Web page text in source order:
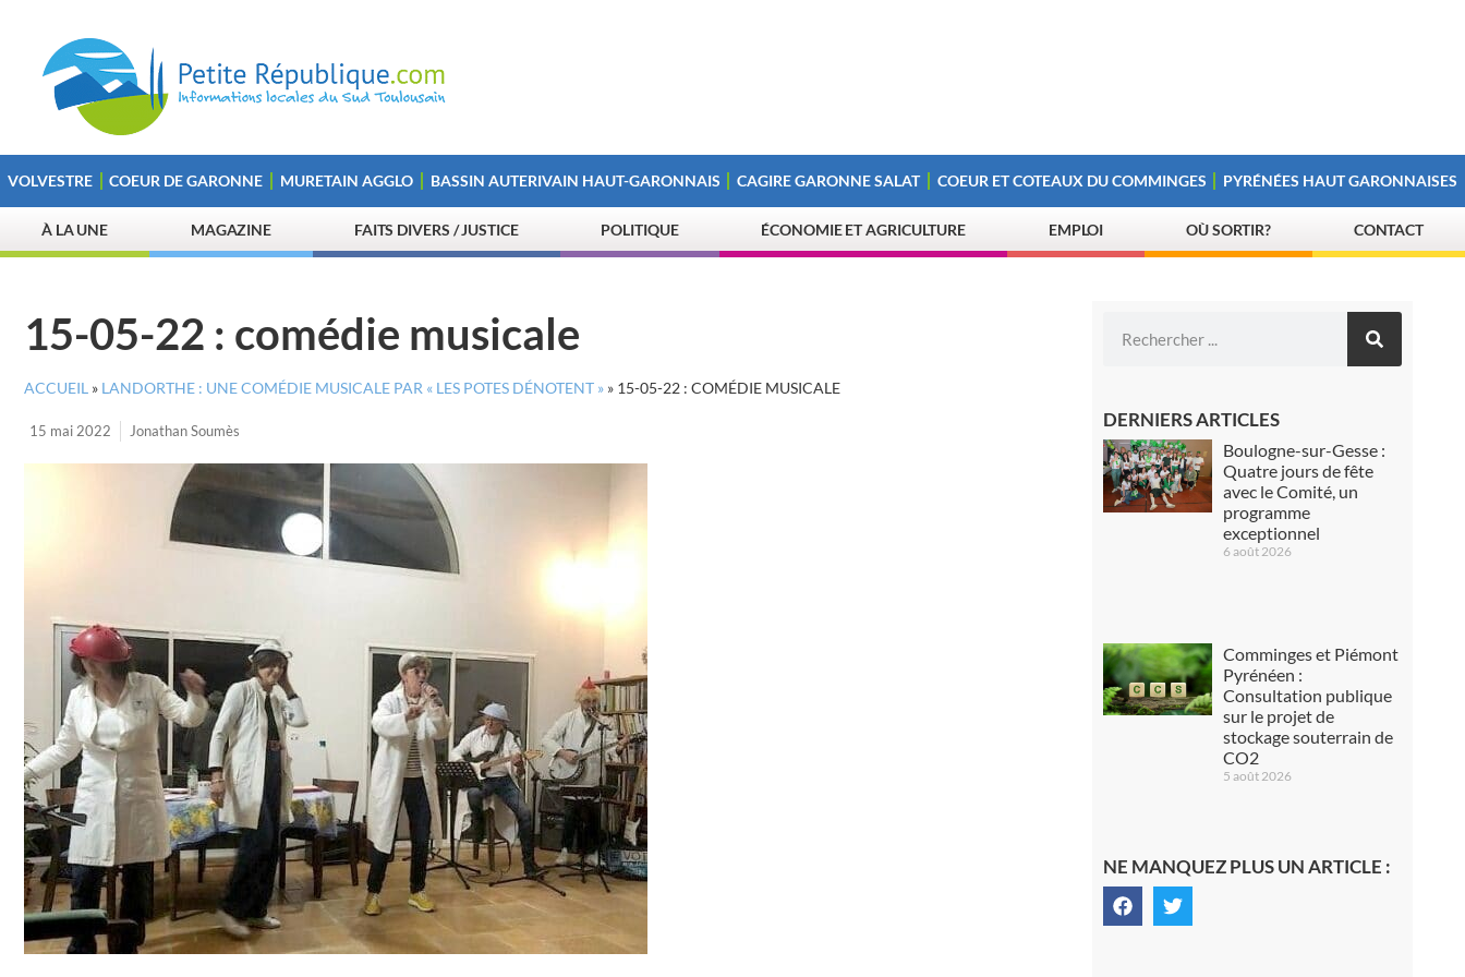
VOLVESTRE COEUR DE GARONNE MURETAIN AGGLO BASSIN AUTERIVAIN HAUT-GARONNAIS CAGIRE GARONNE SALAT COEUR ET COTEAUX DU COMMINGES PYRÉNÉES HAUT GARONNAISES
À LA UNE MAGAZINE FAITS DIVERS / JUSTICE POLITIQUE ÉCONOMIE ET AGRICULTURE EMPLOI OÙ SORTIR? CONTACT
15-05-22 : comédie musicale
ACCUEIL » LANDORTHE : UNE COMÉDIE MUSICALE PAR « LES POTES DÉNOTENT » » 15-05-22 : COMÉDIE MUSICALE
15 mai 2022 Jonathan Soumès DERNIERS ARTICLES
Boulogne-sur-Gesse :
Quatre jours de fête
avec le Comité, un
programme
exceptionnel
6 août 2026
Comminges et Piémont
Pyrénéen :
Consultation publique
sur le projet de
stockage souterrain de
CO2
5 août 2026
NE MANQUEZ PLUS UN ARTICLE :